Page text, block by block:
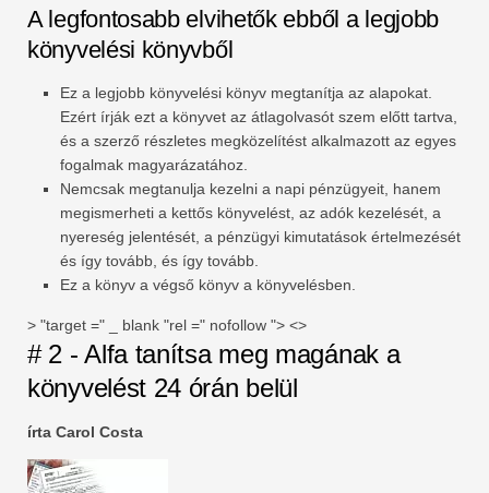
A legfontosabb elvihetők ebből a legjobb
könyvelési könyvből
Ez a legjobb könyvelési könyv megtanítja az alapokat.
Ezért írják ezt a könyvet az átlagolvasót szem előtt tartva,
és a szerző részletes megközelítést alkalmazott az egyes
fogalmak magyarázatához.
Nemcsak megtanulja kezelni a napi pénzügyeit, hanem
megismerheti a kettős könyvelést, az adók kezelését, a
nyereség jelentését, a pénzügyi kimutatások értelmezését
és így tovább, és így tovább.
Ez a könyv a végső könyv a könyvelésben.
> "target =" _ blank "rel =" nofollow "> <>
# 2 - Alfa tanítsa meg magának a
könyvelést 24 órán belül
írta Carol Costa